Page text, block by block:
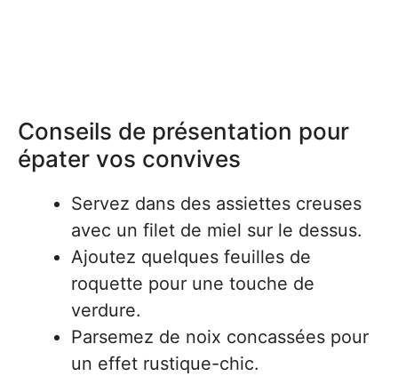
Conseils de présentation pour
épater vos convives
Servez dans des assiettes creuses
avec un filet de miel sur le dessus.
Ajoutez quelques feuilles de
roquette pour une touche de
verdure.
Parsemez de noix concassées pour
un effet rustique-chic.